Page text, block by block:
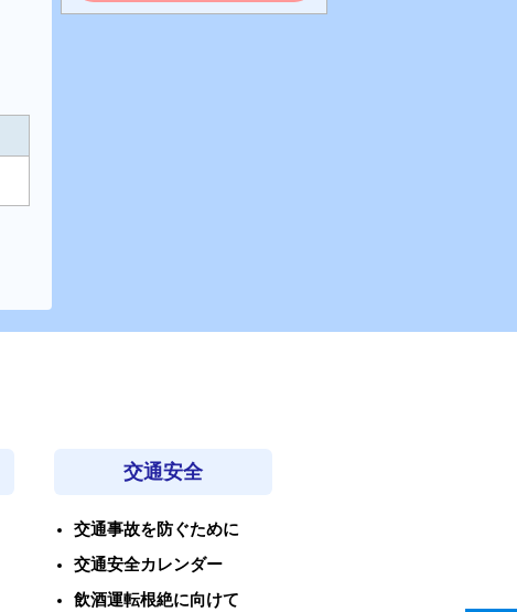
交通安全
交通事故を防ぐために
交通安全カレンダー
飲酒運転根絶に向けて